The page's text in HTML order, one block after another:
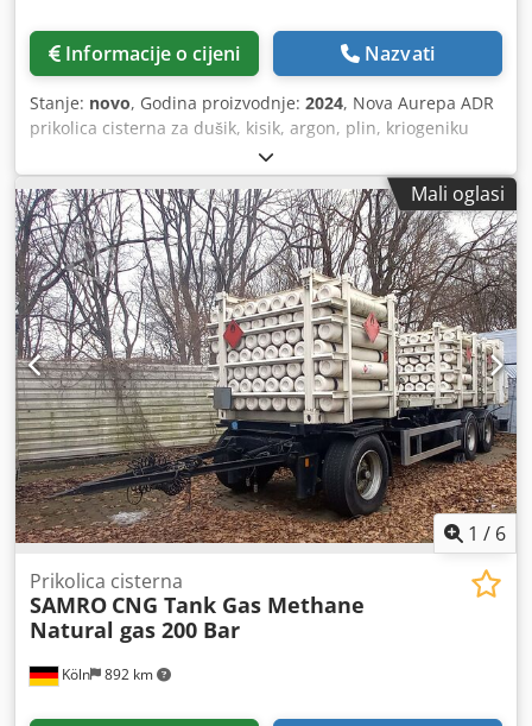
Informacije o cijeni Nazvati
Stanje: novo, Godina proizvodnje: 2024, Nova Aurepa ADR
prikolica cisterna za dušik, kisik, argon, plin, kriogeniku
CRYOBASE tanker Nova prikolica: Godina proizvodnje
prikolice: 2024., proizvedeno u Njemačkoj Svi potrebni
dokumenti su dostupni Rabljeni spremnik: Radni tlak: 3,85
bara Kapacitet: 2000 L Dostava je moguća. Također imamo i
druge cisterne za LIN, LOX, LAR, LNG i CO2, argon, kisik,
dušik, ugljikov dioksid, vodik, metan Cjdpfx Agjt R R
Uqskjha Rado ćemo vam dostaviti ponudu ili više
informacija.
Mali oglasi
1 / 6
Köln 892 km
Prikolica cisterna
SAMRO CNG Tank Gas Methane
Natural gas 200 Bar